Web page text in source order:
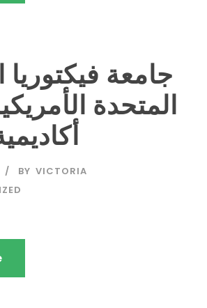
جامعة فيكتوريا
المتحدة
BY VICTORIA